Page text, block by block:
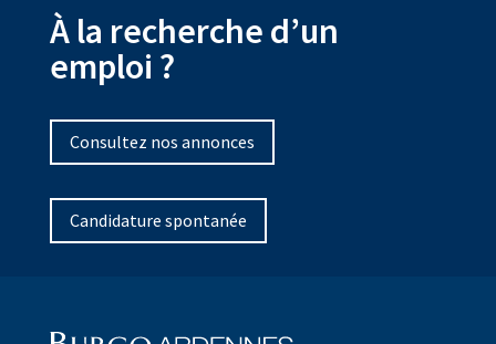
À la recherche d’un
emploi ?
Consultez nos annonces
Candidature spontanée